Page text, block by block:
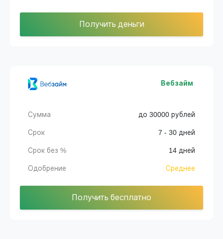
Получить деньги
Вебзайм
Сумма до 30000 рублей
Срок 7 - 30 дней
Срок без % 14 дней
Одобрение Среднее
Получить бесплатно